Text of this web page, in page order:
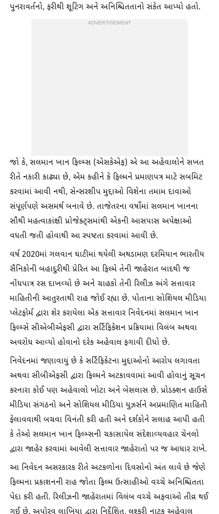
પુનરાવર્તનો, ફરીથી શૂટિંગ અને અનિશ્ચિતતાનો સંકેત આપ્યો હતો.
ADVERTISEMENT
જો કે, સલમાન ખાન ફિલ્મ્સ (એસકેએફ) એ આ અહેવાલોને સખત
રીતે નકારી કાઢ્યા છે, એમ કહીને કે ફિલ્મને પ્રમાણપત્ર માટે સબમિટ
કરવામાં આવી નથી, સેન્સરશીપ મુદ્દાઓ વિશેના તમામ દાવાઓ
સંપૂર્ણપણે અસમર્થ બનાવે છે. તાજેતરના વર્ષોમાં સલમાન ખાનના
સૌથી મહત્વાકાંક્ષી પ્રોજેક્ટ્સમાંથી એકની આસપાસ અપેક્ષાઓ
વધતી જતી હોવાથી આ સ્પષ્ટતા કરવામાં આવી છે.
વર્ષ 2020માં ગલવાન ઘાટીમાં થયેલી અથડામણ દરમિયાન ભારતીય
સૈનિકોની બહાદુરીથી પ્રેરિત આ ફિલ્મે તેની જાહેરાત બાદથી જ
નોંધપાત્ર રસ દાખવ્યો છે અને ચાહકો તેની રિલીઝ અંગે સત્તાવાર
માહિતીની આતુરતાથી રાહ જોઈ રહ્યા છે. પોતાના સોશિયલ મીડિયા
પ્લેટફોર્મ દ્વારા શેર કરાયેલા એક સત્તાવાર નિવેદનમાં સલમાન ખાન
ફિલ્મ્સે સીએબીએફસી દ્વારા સર્ટિફિકેશન પ્રક્રિયામાં વિલંબ અથવા
અવરોધ આવ્યો હોવાનો દરેક અહેવાલ ફગાવી દીધો છે.
નિવેદનમાં જણાવાયું છે કે સર્ટિફિકેટના મુદ્દાઓનો આરોપ લગાવતા
અથવા સીબીએફસી દ્વારા ફિલ્મને અટકાવવામાં આવી હોવાનું સૂચન
કરનારા કોઈ પણ અહેવાલો ખોટા અને બેસલાસ છે. પ્રોડક્શન હાઉસે
મીડિયા સંગઠનો અને સોશિયલ મીડિયા યુઝર્સને અપ્રમાણિત માહિતી
ફેલાવવાથી બચવા વિનંતી કરી હતી અને દર્શકોને સલાહ આપી હતી
કે તેઓ સલમાન ખાન ફિલ્મ્સની ચકાસાયેલ સંદેશાવ્યવહાર ચેનલો
દ્વારા જાહેર કરવામાં આવેલી સત્તાવાર જાહેરાતો પર જ આધાર રાખે.
આ નિવેદન અસરકારક રીતે અટકળોના દિવસોનો અંત લાવે છે જેણે
ફિલ્મના પ્રકાશનની રાહ જોતા ફિલ્મ ઉત્સાહીઓ વચ્ચે અનિશ્ચિતતા
પેદા કરી હતી. રિલીઝની જાહેરાતમાં વિલંબ વચ્ચે અફવાઓ તીવ્ર થઈ